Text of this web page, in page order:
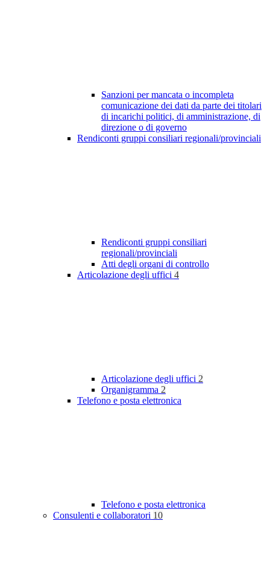
Sanzioni per mancata o incompleta
comunicazione dei dati da parte dei titolari
di incarichi politici, di amministrazione, di
direzione o di governo
Rendiconti gruppi consiliari regionali/provinciali
Rendiconti gruppi consiliari
regionali/provinciali
Atti degli organi di controllo
Articolazione degli uffici 4
Articolazione degli uffici 2
Organigramma 2
Telefono e posta elettronica
Telefono e posta elettronica
Consulenti e collaboratori 10